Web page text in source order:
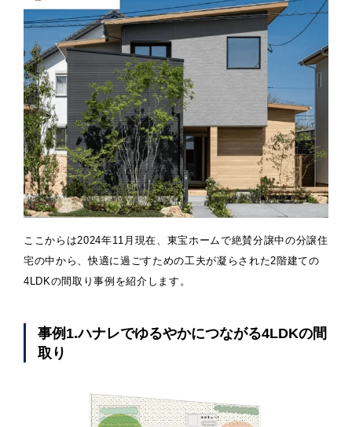
ここからは2024年11月現在、東宝ホームで絶賛分譲中の分譲住
宅の中から、快適に過ごすための工夫が凝らされた2階建ての
4LDKの間取り事例を紹介します。
事例1.ハナレでゆるやかにつながる4LDKの間
取り